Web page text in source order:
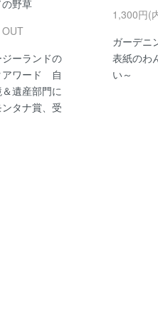
野草
ジーランドの
アワード 自
遺産部門に
タナ賞、受
1,300円(
ガーデニ
表紙のわ
い～